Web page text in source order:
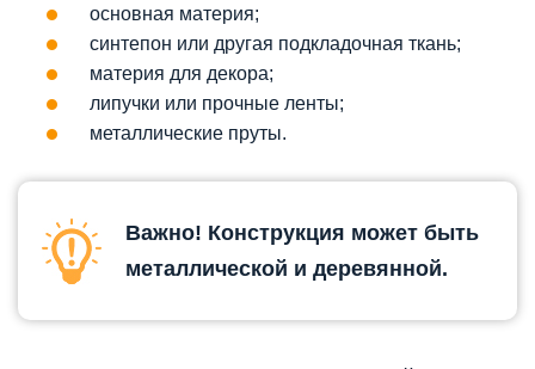
основная материя;
синтепон или другая подкладочная ткань;
материя для декора;
липучки или прочные ленты;
металлические пруты.
Важно! Конструкция может быть
металлической и деревянной.